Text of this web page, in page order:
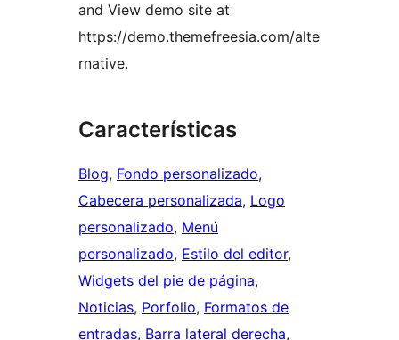
and View demo site at
https://demo.themefreesia.com/alte
rnative.
Características
Blog, Fondo personalizado
Cabecera personalizada, Logo
personalizado, Menú
personalizado, Estilo del editor
Widgets del pie de página
Noticias, Porfolio, Formatos de
entradas, Barra lateral derecha